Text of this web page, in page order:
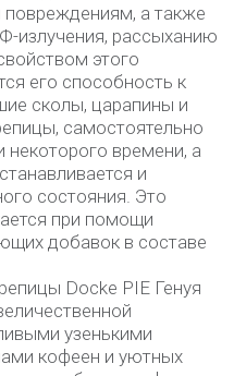
а также
излучения, рассыханию
этого
его способность к
сколы, царапины и
самостоятельно
некоторого времени, а
и
состояния. Это
при помощи
добавок в составе
Docke PIE Генуя
узенькими
кофеен и уютных